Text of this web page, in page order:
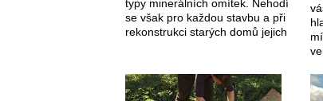
typy minerálních omítek. Nehodí
se však pro každou stavbu a při
rekonstrukci starých domů jejich
současné době nahrazují…